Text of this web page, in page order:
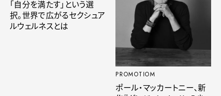
「自分を満たす」という選
択。世界で広がるセクシュア
ルウェルネスとは
PROMOTIOM
ポール・マッカートニー、新